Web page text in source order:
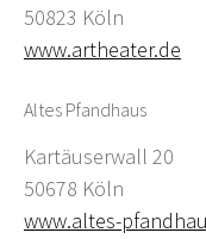
50823 Köln
www.artheater.de
Altes Pfandhaus
Kartäuserwall 20
50678 Köln
www.altes-